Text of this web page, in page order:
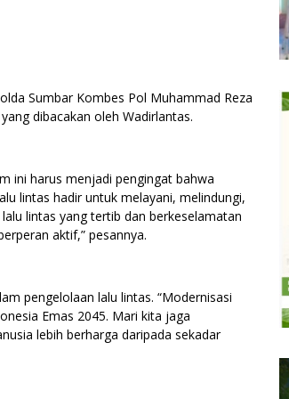
Sumbar Kombes Pol Muhammad Reza
dibacakan oleh Wadirlantas.
ini harus menjadi pengingat bahwa
lintas hadir untuk melayani, melindungi,
lintas yang tertib dan berkeselamatan
aktif,” pesannya.
pengelolaan lalu lintas. “Modernisasi
Emas 2045. Mari kita jaga
lebih berharga daripada sekadar